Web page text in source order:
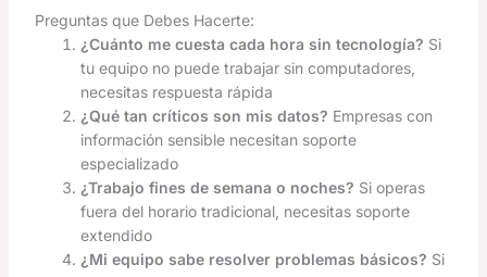
Preguntas que Debes Hacerte:
¿Cuánto me cuesta cada hora sin tecnología? Si
tu equipo no puede trabajar sin computadores,
necesitas respuesta rápida
¿Qué tan críticos son mis datos? Empresas con
información sensible necesitan soporte
especializado
¿Trabajo fines de semana o noches? Si operas
fuera del horario tradicional, necesitas soporte
extendido
¿Mi equipo sabe resolver problemas básicos? Si